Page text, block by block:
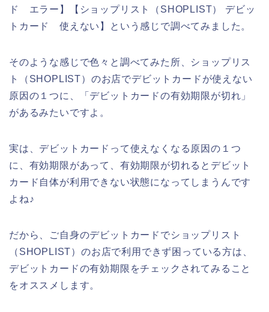
ド エラー】【ショップリスト（SHOPLIST） デビッ
トカード 使えない】という感じで調べてみました。
そのような感じで色々と調べてみた所、ショップリス
ト（SHOPLIST）のお店でデビットカードが使えない
原因の１つに、「デビットカードの有効期限が切れ」
があるみたいですよ。
実は、デビットカードって使えなくなる原因の１つ
に、有効期限があって、有効期限が切れるとデビット
カード自体が利用できない状態になってしまうんです
よね♪
だから、ご自身のデビットカードでショップリスト
（SHOPLIST）のお店で利用できず困っている方は、
デビットカードの有効期限をチェックされてみること
をオススメします。